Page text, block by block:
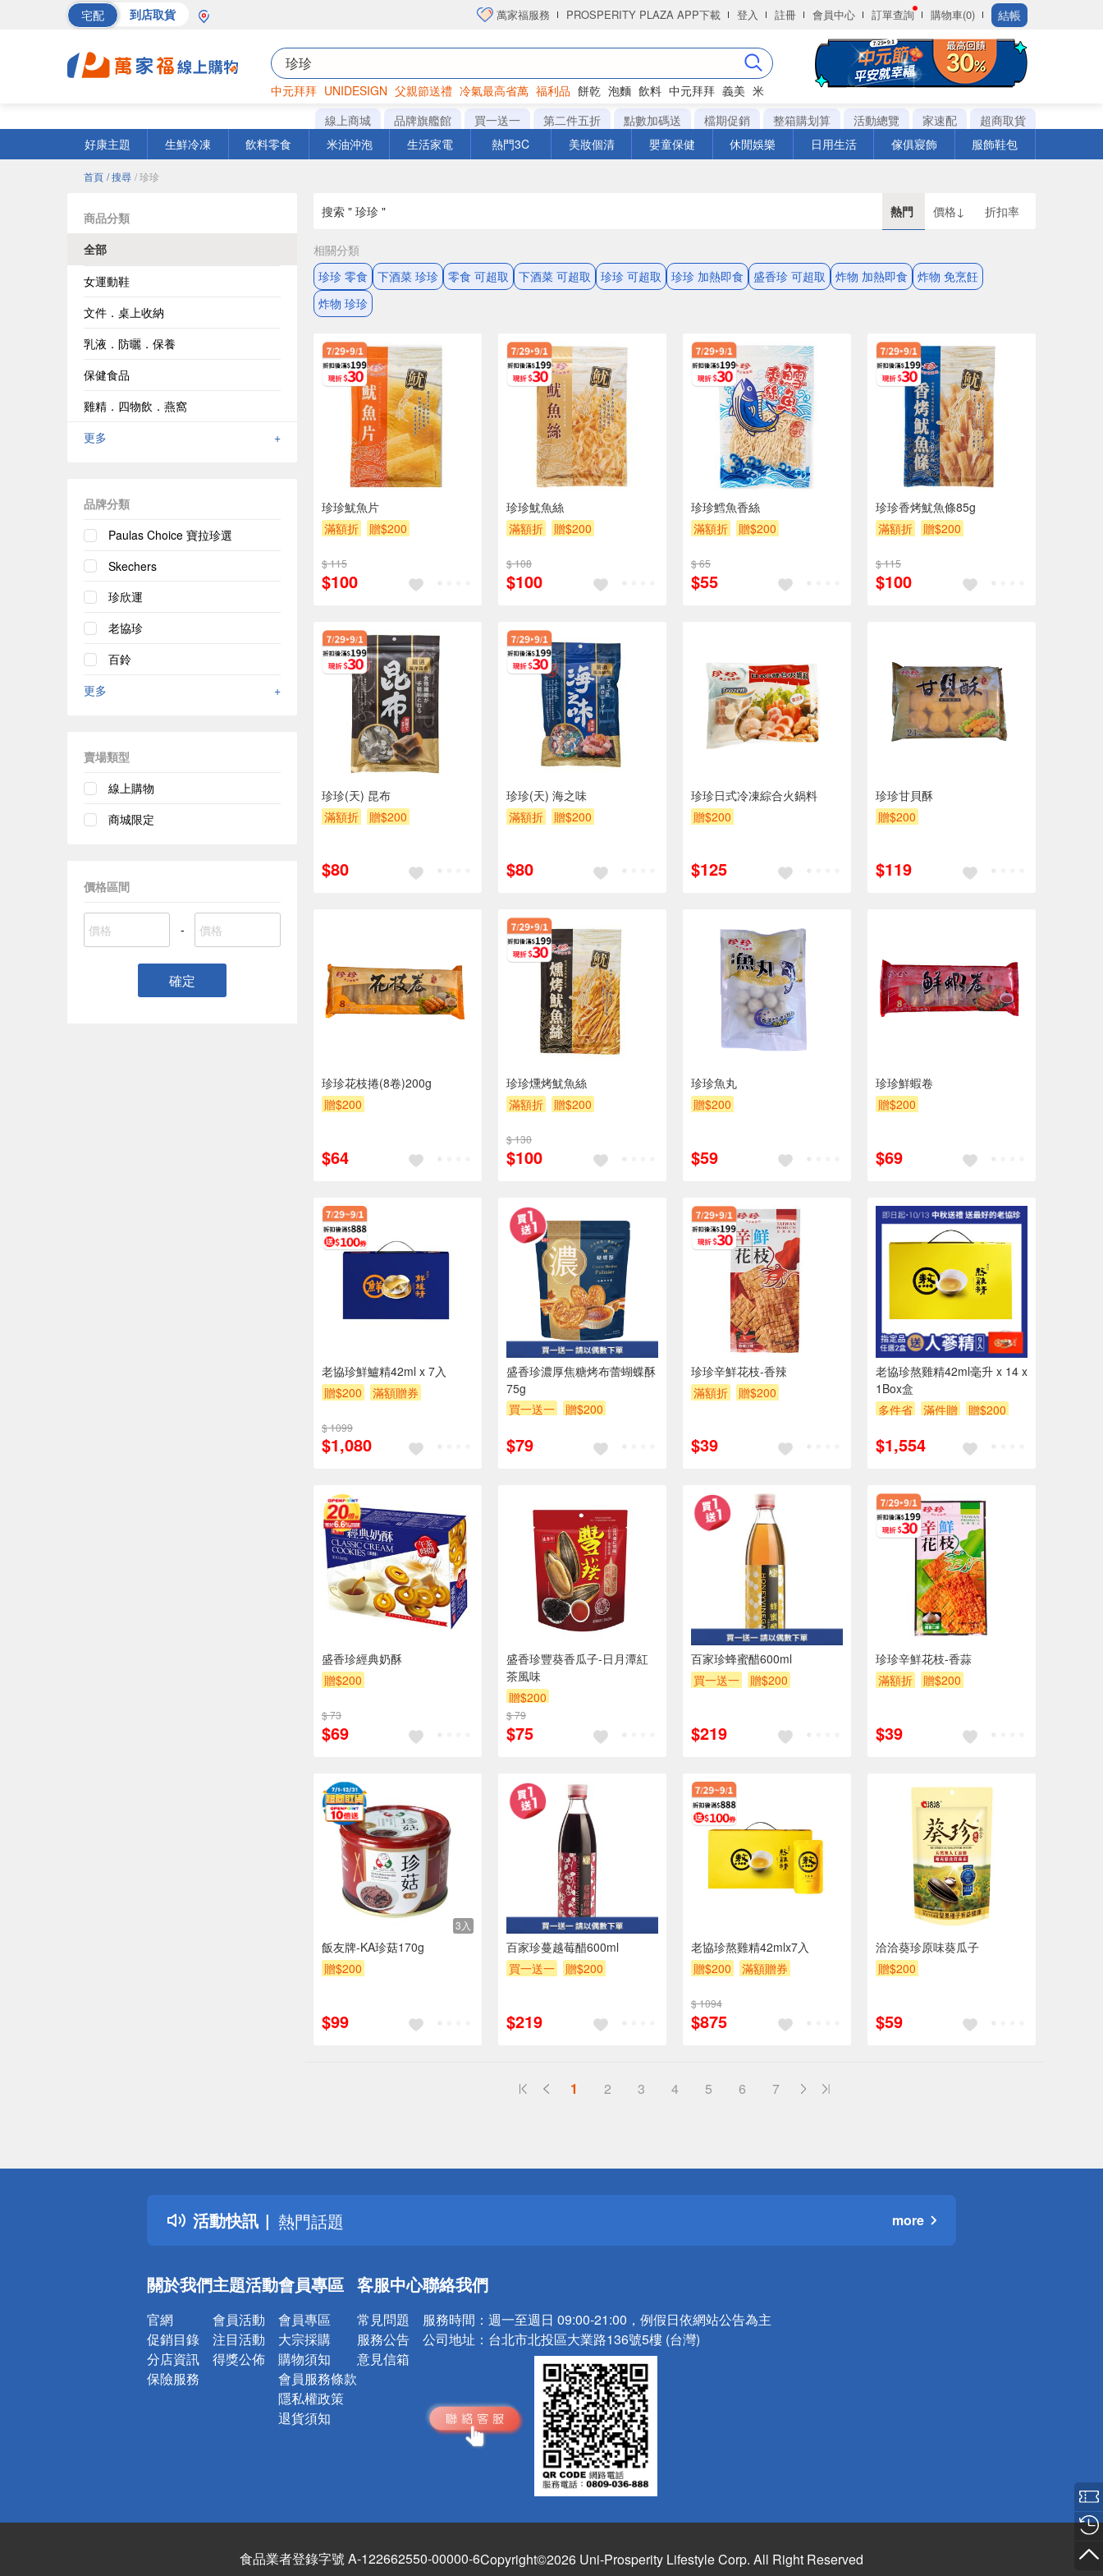
宅配 到店取貨 萬家福服務 PROSPERITY PLAZA APP下載 登入 註冊 會員中心 訂單查詢 購物車(0) 結帳
中元拜拜 UNIDESIGN 父親節送禮 冷氣最高省萬 福利品 餅乾 泡麵 飲料 中元拜拜 義美 米
巧克力 罐頭 衛生紙
線上商城 品牌旗艦館 買一送一 第二件五折 點數加碼送 檔期促銷 整箱購划算 活動總覽 家速配
超商取貨
好康主題
生鮮冷凍 飲料零食 米油沖泡 生活家電 熱門3C 美妝個清 嬰童保健 休閒娛樂 日用生活 傢俱寢飾 服飾鞋包
首頁 / 搜尋 / 珍珍
商品分類
全部
女運動鞋
文件．桌上收納
乳液．防曬．保養
保健食品
雞精．四物飲．燕窩
更多
+
品牌分類
Paulas Choice 寶拉珍選
Skechers
珍欣運
老協珍
百鈴
更多
+
賣場類型
線上購物
商城限定
價格區間
-
確定
搜索 " 珍珍 " 熱門 價格↓ 折扣率
相關分類
珍珍 零食
下酒菜 珍珍 零食 可超取 下酒菜 可超取 珍珍 可超取 珍珍 加熱即食 盛香珍 可超取 炸物 加熱即食
炸物 免烹飪
炸物 珍珍
珍珍魷魚片
滿額折
贈$200
$ 115
$100
珍珍魷魚絲
滿額折
贈$200
$ 108
$100
珍珍鱈魚香絲
滿額折
贈$200
$ 65
$55
珍珍香烤魷魚條85g
滿額折
贈$200
$ 115
$100
珍珍(天) 昆布
滿額折
贈$200
$80
珍珍(天) 海之味
滿額折
贈$200
$80
珍珍日式冷凍綜合火鍋料
贈$200
$125
珍珍甘貝酥
贈$200
$119
珍珍花枝捲(8卷)200g
贈$200
$64
珍珍燻烤魷魚絲
滿額折
贈$200
$ 130
$100
珍珍魚丸
贈$200
$59
珍珍鮮蝦卷
贈$200
$69
老協珍鮮鱸精42ml x 7入
贈$200
滿額贈券
$ 1099
$1,080
盛香珍濃厚焦糖烤布蕾蝴蝶酥
75g
買一送一
贈$200
$79
珍珍辛鮮花枝-香辣
滿額折
贈$200
$39
老協珍熬雞精42ml毫升 x 14 x
1Box盒
多件省
滿件贈
贈$200
$1,554
盛香珍經典奶酥
贈$200
$ 73
$69
盛香珍豐葵香瓜子-日月潭紅
茶風味
贈$200
$ 79
$75
百家珍蜂蜜醋600ml
買一送一
贈$200
$219
珍珍辛鮮花枝-香蒜
滿額折
贈$200
$39
3入
飯友牌-KA珍菇170g
贈$200
$99
百家珍蔓越莓醋600ml
買一送一
贈$200
$219
老協珍熬雞精42mlx7入
贈$200
滿額贈券
$ 1094
$875
洽洽葵珍原味葵瓜子
贈$200
$59
1 2 3 4 5 6 7
活動快訊
詐騙網頁！請小心！
得獎公告
熱門話題
銀行優惠
詐騙網頁！請小心！
more
關於我們
官網
促銷目錄
分店資訊
保險服務
主題活動
會員活動
注目活動
得獎公佈
會員專區
會員專區
大宗採購
購物須知
會員服務條款
隱私權政策
退貨須知
客服中心
常見問題
服務公告
意見信箱
聯絡我們
服務時間： 週一至週日 09:00-21:00，例假日依網站公告為主
公司地址： 台北市北投區大業路136號5樓 (台灣)
食品業者登錄字號 A-122662550-00000-6Copyright©2026 Uni-Prosperity Lifestyle Corp. All Right Reserved